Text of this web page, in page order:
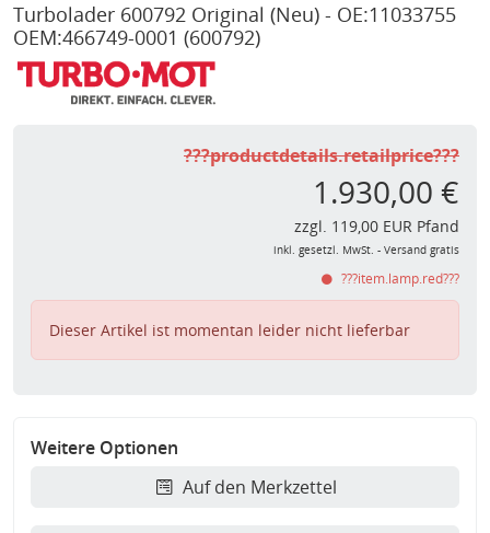
Turbolader 600792 Original (Neu) - OE:11033755
OEM:466749-0001 (600792)
???productdetails.retailprice???
1.930,00 €
zzgl. 119,00 EUR Pfand
inkl. gesetzl. MwSt. - Versand gratis
???item.lamp.red???
Dieser Artikel ist momentan leider nicht lieferbar
Weitere Optionen
Auf den Merkzettel